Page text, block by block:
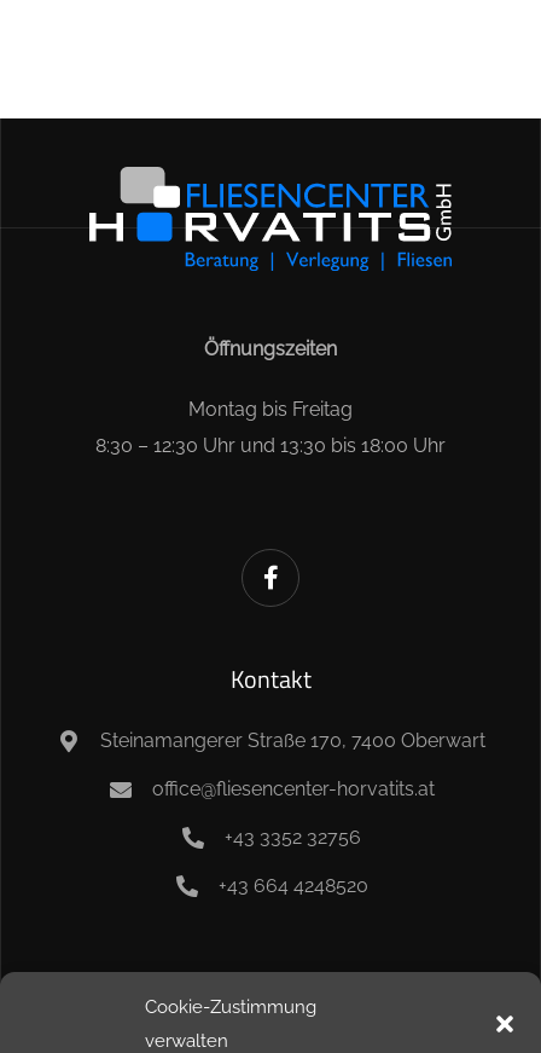
Cookie-Zustimmung
verwalten
Öffnungszeiten
Montag bis Freitag
8:30 – 12:30 Uhr und 13:30 bis 18:00 Uhr
Kontakt
Steinamangerer Straße 170, 7400 Oberwart
office@fliesencenter-horvatits.at
+43 3352 32756
+43 664 4248520
Info